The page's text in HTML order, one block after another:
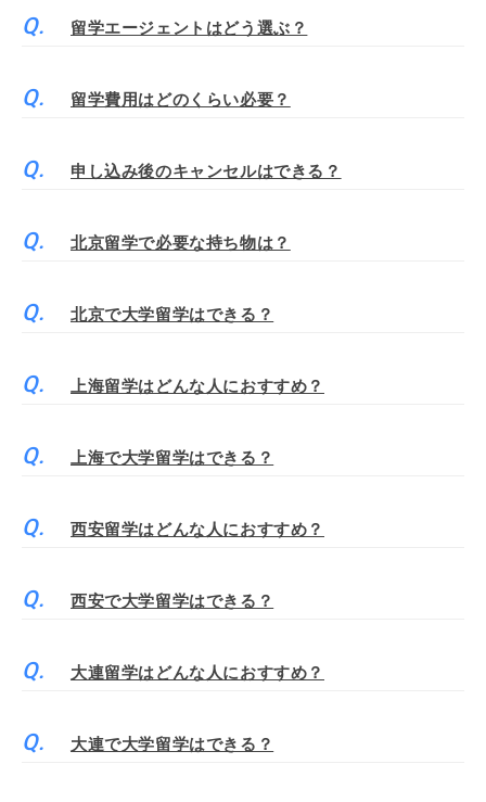
留学エージェントはどう選ぶ？
留学費用はどのくらい必要？
申し込み後のキャンセルはできる？
北京留学で必要な持ち物は？
北京で大学留学はできる？
上海留学はどんな人におすすめ？
上海で大学留学はできる？
西安留学はどんな人におすすめ？
西安で大学留学はできる？
大連留学はどんな人におすすめ？
大連で大学留学はできる？